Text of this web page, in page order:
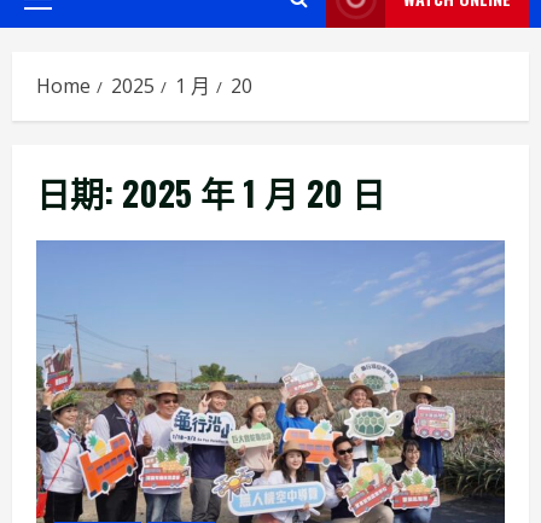
Primary
Home 2025 1 月 20
日期: 2025 年 1 月 20 日